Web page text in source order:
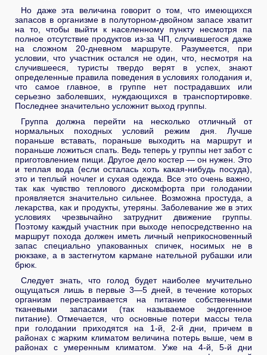
Но даже эта величина говорит о том, что имеющихся
запасов в организме в полуторном-двойном запасе хватит
на то, чтобы выйти к населенному пункту несмотря па
полное отсутствие продуктов из-за ЧП, случившегося даже
на сложном 20-дневном маршруте. Разумеется, при
условии, что участник остался не один, что, несмотря на
случившееся, туристы твердо верят в успех, знают
определенные правила поведения в условиях голодания и,
что самое главное, в группе нет пострадавших или
серьезно заболевших, нуждающихся в транспортировке.
Последнее значительно усложнит выход группы.
Группа должна перейти на несколько отличный от
нормальных походных условий режим дня. Лучше
пораньше вставать, пораньше выходить на маршрут и
пораньше ложиться спать. Ведь теперь у группы нет забот с
приготовлением пищи. Другое дело костер — он нужен. Это
и теплая вода (если осталась хоть какая-нибудь посуда),
это и теплый ночлег и сухая одежда. Все это очень важно,
так как чувство теплового дискомфорта при голодании
проявляется значительно сильнее. Возможна простуда, а
лекарства, как и продукты, утеряны. Заболевание же в этих
условиях чрезвычайно затруднит движение группы.
Поэтому каждый участник при выходе непосредственно на
маршрут похода должен иметь личный неприкосновенный
запас специально упакованных спичек, носимых не в
рюкзаке, а в застегнутом кармане нательной рубашки или
брюк.
Следует знать, что голод будет наиболее мучительно
ощущаться лишь в первые 3—5 дней, в течение которых
организм перестраивается на питание собственными
тканевыми запасами (так называемое эндогенное
питание). Отмечается, что основные потери массы тела
при голодании приходятся на 1-й, 2-й дни, причем в
районах с жарким климатом величина потерь выше, чем в
районах с умеренным климатом. Уже на 4-й, 5-й дни